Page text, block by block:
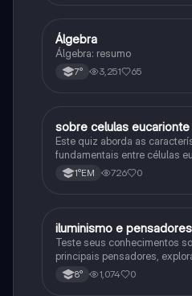
Matematica
Álgebra
Álgebra: resumo
7° 3,251 65
Biologia
sobre celulas
Este quiz aborda as
fundamentais entre células
procariontes.
1°EM 726 0
História
iluminismo e
Teste seus conhecimentos
principais pensadores,
impacto histórico.
8° 1,074 0